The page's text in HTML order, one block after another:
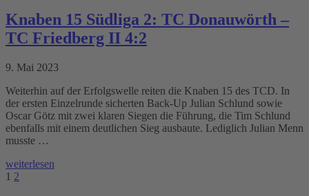
Knaben 15 Südliga 2: TC Donauwörth –
TC Friedberg II 4:2
9. Mai 2023
Weiterhin auf der Erfolgswelle reiten die Knaben 15 des TCD. In
der ersten Einzelrunde sicherten Back-Up Julian Schlund sowie
Oscar Götz mit zwei klaren Siegen die Führung, die Tim Schlund
ebenfalls mit einem deutlichen Sieg ausbaute. Lediglich Julian Menn
musste …
weiterlesen
1 2